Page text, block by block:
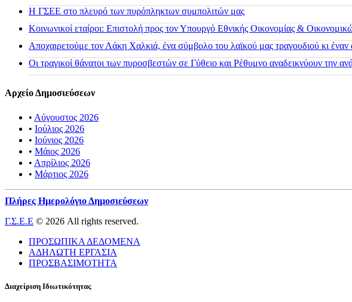
H ΓΣΕΕ στο πλευρό των πυρόπληκτων συμπολιτών μας
Κοινωνικοί εταίροι: Επιστολή προς τον Υπουργό Εθνικής Οικονομίας &
Αποχαιρετούμε τον Λάκη Χαλκιά, ένα σύμβολο του λαϊκού μας τραγουδιού κι έναν
Οι τραγικοί θάνατοι των πυροσβεστών σε Γύθειο και Ρέθυμνο αναδεικνύουν την
Αρχείο Δημοσιεύσεων
• Αύγουστος 2026
• Ιούλιος 2026
• Ιούνιος 2026
• Μάιος 2026
• Απρίλιος 2026
• Μάρτιος 2026
Πλήρες Ημερολόγιο Δημοσιεύσεων
Γ.Σ.Ε.Ε © 2026 All rights reserved.
ΠΡΟΣΩΠΙΚΑ ΔΕΔΟΜΕΝΑ
ΑΔΗΛΩΤΗ ΕΡΓΑΣΙΑ
ΠΡΟΣΒΑΣΙΜΟΤΗΤΑ
Διαχείριση Ιδιωτικότητας